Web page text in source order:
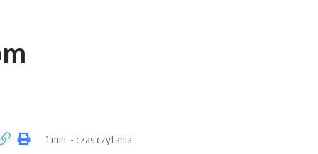
1 min. - czas czytania